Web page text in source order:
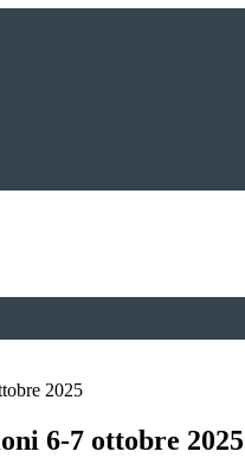
2025
6-7 ottobre 2025